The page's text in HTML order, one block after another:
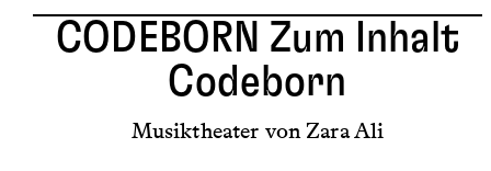
CODEBORN Zum Inhalt
Codeborn
Musiktheater von Zara Ali